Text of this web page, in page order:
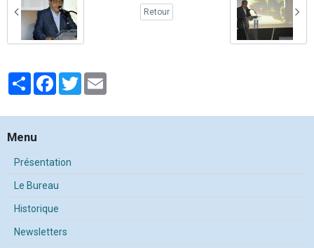
Retour
PartagerFacebook
Twitter
Menu
Présentation
Le Bureau
Historique
Newsletters